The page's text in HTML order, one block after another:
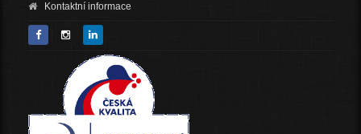
Kontaktní informace